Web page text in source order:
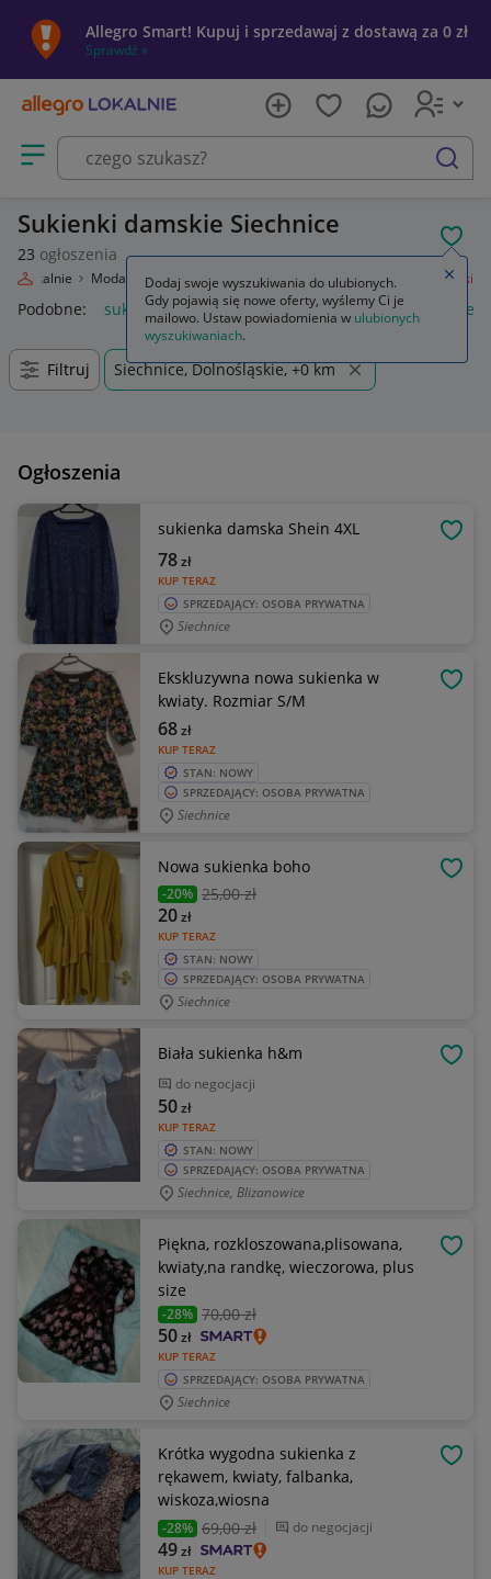
Allegro Smart! Kupuj i sprzedawaj z dostawą za 0 zł
Sprawdź »
Otwórz menu z kategoriami
szukaj
Sukienki damskie Siechnice
23 ogłoszenia
Lokalnie Moda Odzież, Obuwie, Dodatki Odzież damska Sukienki
Podobne: sukienki sukienki wieczorowe sukienki na wesele
Filtruj Siechnice, Dolnośląskie, +0 km
Ogłoszenia
sukienka damska Shein 4XL
KUP TERAZ
78zł
SPRZEDAJĄCY: OSOBA PRYWATNA
Siechnice
Ekskluzywna nowa sukienka w
kwiaty. Rozmiar S/M
KUP TERAZ
68zł
STAN: NOWY
SPRZEDAJĄCY: OSOBA PRYWATNA
Siechnice
Nowa sukienka boho
-20% 25,00 zł
KUP TERAZ
20zł
STAN: NOWY
SPRZEDAJĄCY: OSOBA PRYWATNA
Siechnice
Biała sukienka h&m
do negocjacji
KUP TERAZ
50zł
STAN: NOWY
SPRZEDAJĄCY: OSOBA PRYWATNA
Siechnice, Blizanowice
Piękna, rozkloszowana,plisowana,
kwiaty,na randkę, wieczorowa, plus
size
-28% 70,00 zł
KUP TERAZ
50zł
SPRZEDAJĄCY: OSOBA PRYWATNA
Siechnice
Krótka wygodna sukienka z
rękawem, kwiaty, falbanka,
wiskoza,wiosna
-28% 69,00 zł do negocjacji
KUP TERAZ
49zł
Dodaj swoje wyszukiwania do ulubionych.
Gdy pojawią się nowe oferty, wyślemy Ci je
mailowo. Ustaw powiadomienia w ulubionych
wyszukiwaniach.